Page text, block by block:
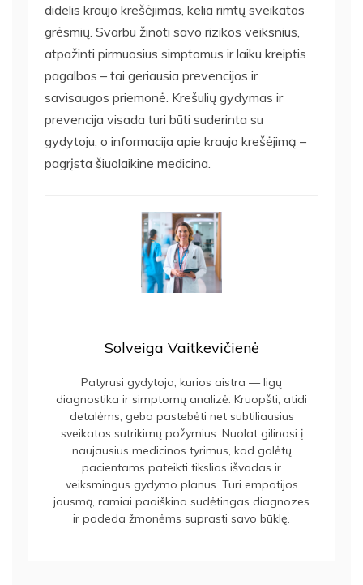
didelis kraujo krešėjimas, kelia rimtų sveikatos
grėsmių. Svarbu žinoti savo rizikos veiksnius,
atpažinti pirmuosius simptomus ir laiku kreiptis
pagalbos – tai geriausia prevencijos ir
savisaugos priemonė. Krešulių gydymas ir
prevencija visada turi būti suderinta su
gydytoju, o informacija apie kraujo krešėjimą –
pagrįsta šiuolaikine medicina.
Solveiga Vaitkevičienė
Patyrusi gydytoja, kurios aistra — ligų
diagnostika ir simptomų analizė. Kruopšti, atidi
detalėms, geba pastebėti net subtiliausius
sveikatos sutrikimų požymius. Nuolat gilinasi į
naujausius medicinos tyrimus, kad galėtų
pacientams pateikti tikslias išvadas ir
veiksmingus gydymo planus. Turi empatijos
jausmą, ramiai paaiškina sudėtingas diagnozes
ir padeda žmonėms suprasti savo būklę.